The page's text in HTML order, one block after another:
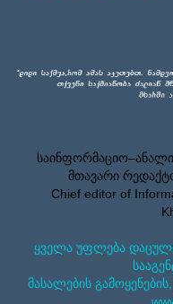
მთავარი
Chief editor of
ყველა უფლება
მასალების